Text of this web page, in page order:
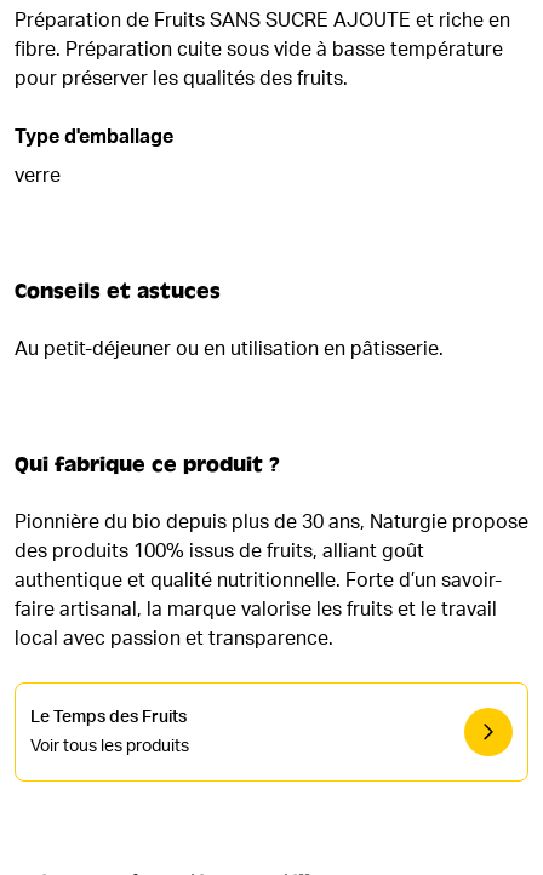
Préparation de Fruits SANS SUCRE AJOUTE et riche en
fibre. Préparation cuite sous vide à basse température
pour préserver les qualités des fruits.
Type d'emballage
verre
Conseils et astuces
Au petit-déjeuner ou en utilisation en pâtisserie.
Qui fabrique ce produit ?
Pionnière du bio depuis plus de 30 ans, Naturgie propose
des produits 100% issus de fruits, alliant goût
authentique et qualité nutritionnelle. Forte d’un savoir-
faire artisanal, la marque valorise les fruits et le travail
local avec passion et transparence.
Le Temps des Fruits
Voir tous les produits